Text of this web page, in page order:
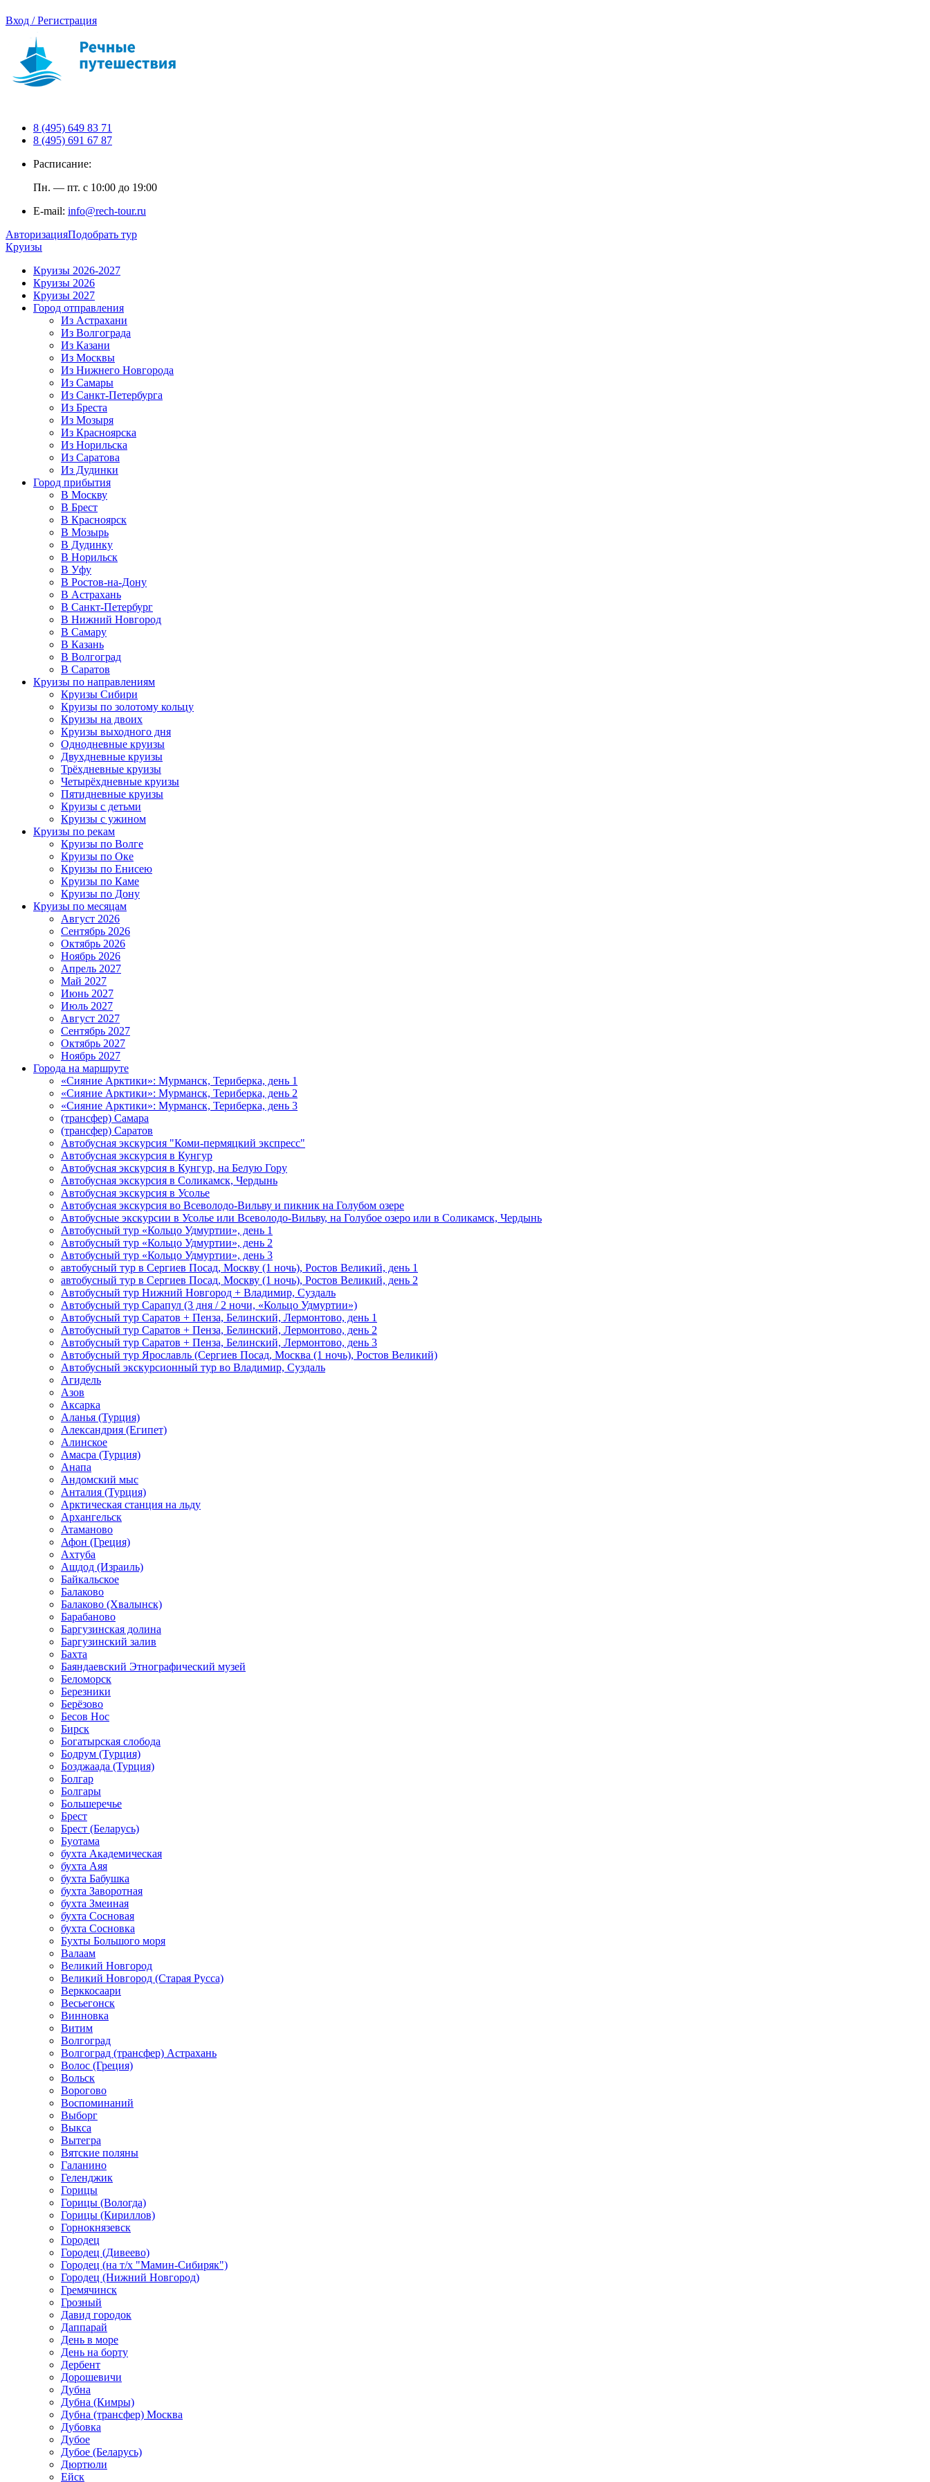
Вход / Регистрация
8 (495) 649 83 71
8 (495) 691 67 87
Расписание:
Пн. — пт. с 10:00 до 19:00
E-mail: info@rech-tour.ru
АвторизацияПодобрать тур
Круизы
Круизы 2026-2027
Круизы 2026
Круизы 2027
Город отправления
Из Астрахани
Из Волгограда
Из Казани
Из Москвы
Из Нижнего Новгорода
Из Самары
Из Санкт-Петербурга
Из Бреста
Из Мозыря
Из Красноярска
Из Норильска
Из Саратова
Из Дудинки
Город прибытия
В Москву
В Брест
В Красноярск
В Мозырь
В Дудинку
В Норильск
В Уфу
В Ростов-на-Дону
В Астрахань
В Санкт-Петербург
В Нижний Новгород
В Самару
В Казань
В Волгоград
В Саратов
Круизы по направлениям
Круизы Сибири
Круизы по золотому кольцу
Круизы на двоих
Круизы выходного дня
Однодневные круизы
Двухдневные круизы
Трёхдневные круизы
Четырёхдневные круизы
Пятидневные круизы
Круизы с детьми
Круизы с ужином
Круизы по рекам
Круизы по Волге
Круизы по Оке
Круизы по Енисею
Круизы по Каме
Круизы по Дону
Круизы по месяцам
Август 2026
Сентябрь 2026
Октябрь 2026
Ноябрь 2026
Апрель 2027
Май 2027
Июнь 2027
Июль 2027
Август 2027
Сентябрь 2027
Октябрь 2027
Ноябрь 2027
Города на маршруте
«Сияние Арктики»: Мурманск, Териберка, день 1
«Сияние Арктики»: Мурманск, Териберка, день 2
«Сияние Арктики»: Мурманск, Териберка, день 3
(трансфер) Самара
(трансфер) Саратов
Автобусная экскурсия "Коми-пермяцкий экспресс"
Автобусная экскурсия в Кунгур
Автобусная экскурсия в Кунгур, на Белую Гору
Автобусная экскурсия в Соликамск, Чердынь
Автобусная экскурсия в Усолье
Автобусная экскурсия во Всеволодо-Вильву и пикник на Голубом озере
Автобусные экскурсии в Усолье или Всеволодо-Вильву, на Голубое озеро или в Соликамск, Чердынь
Автобусный тур «Кольцо Удмуртии», день 1
Автобусный тур «Кольцо Удмуртии», день 2
Автобусный тур «Кольцо Удмуртии», день 3
автобусный тур в Сергиев Посад, Москву (1 ночь), Ростов Великий, день 1
автобусный тур в Сергиев Посад, Москву (1 ночь), Ростов Великий, день 2
Автобусный тур Нижний Новгород + Владимир, Суздаль
Автобусный тур Сарапул (3 дня / 2 ночи, «Кольцо Удмуртии»)
Автобусный тур Саратов + Пенза, Белинский, Лермонтово, день 1
Автобусный тур Саратов + Пенза, Белинский, Лермонтово, день 2
Автобусный тур Саратов + Пенза, Белинский, Лермонтово, день 3
Автобусный тур Ярославль (Сергиев Посад, Москва (1 ночь), Ростов Великий)
Автобусный экскурсионный тур во Владимир, Суздаль
Агидель
Азов
Аксарка
Аланья (Турция)
Александрия (Египет)
Алинское
Амасра (Турция)
Анапа
Андомский мыс
Анталия (Турция)
Арктическая станция на льду
Архангельск
Атаманово
Афон (Греция)
Ахтуба
Ашдод (Израиль)
Байкальское
Балаково
Балаково (Хвалынск)
Барабаново
Баргузинская долина
Баргузинский залив
Бахта
Баяндаевский Этнографический музей
Беломорск
Березники
Берёзово
Бесов Нос
Бирск
Богатырская слобода
Бодрум (Турция)
Бозджаада (Турция)
Болгар
Болгары
Большеречье
Брест
Брест (Беларусь)
Буотама
бухта Академическая
бухта Аяя
бухта Бабушка
бухта Заворотная
бухта Змеиная
бухта Сосновая
бухта Сосновка
Бухты Большого моря
Валаам
Великий Новгород
Великий Новгород (Старая Русса)
Верккосаари
Весьегонск
Винновка
Витим
Волгоград
Волгоград (трансфер) Астрахань
Волос (Греция)
Вольск
Ворогово
Воспоминаний
Выборг
Выкса
Вытегра
Вятские поляны
Галанино
Геленджик
Горицы
Горицы (Вологда)
Горицы (Кириллов)
Горнокнязевск
Городец
Городец (Дивеево)
Городец (на т/х "Мамин-Сибиряк")
Городец (Нижний Новгород)
Гремячинск
Грозный
Давид городок
Даппарай
День в море
День на борту
Дербент
Дорошевичи
Дубна
Дубна (Кимры)
Дубна (трансфер) Москва
Дубовка
Дубое
Дубое (Беларусь)
Дюртюли
Ейск